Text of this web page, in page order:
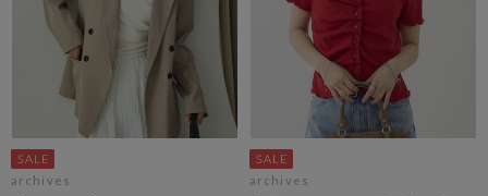
archives archives